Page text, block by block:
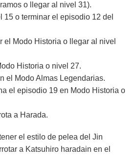
o llegar al nivel 31).
15 o terminar el episodio 12 del
el Modo Historia o llegar al nivel
Historia o nivel 27.
el Modo Almas Legendarias.
el episodio 19 en Modo Historia o
a Harada.
el estilo de pelea del Jin
a Katsuhiro haradain en el